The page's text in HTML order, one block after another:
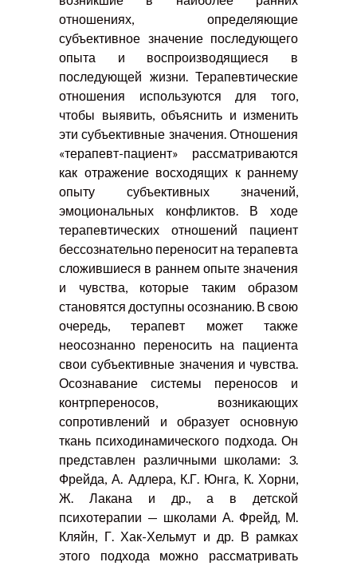
отношениях, определяющие
субъективное значение последующего
опыта и воспроизводящиеся в
последующей жизни. Терапевтические
отношения используются для того,
чтобы выявить, объяснить и изменить
эти субъективные значения. Отношения
«терапевт-пациент» рассматриваются
как отражение восходящих к раннему
опыту субъективных значений,
эмоциональных конфликтов. В ходе
терапевтических отношений пациент
бессознательно переносит на терапевта
сложившиеся в раннем опыте значения
и чувства, которые таким образом
становятся доступны осознанию. В свою
очередь, терапевт может также
неосознанно переносить на пациента
свои субъективные значения и чувства.
Осознавание системы переносов и
контрпереносов, возникающих
сопротивлений и образует основную
ткань психодинамического подхода. Он
представлен различными школами: 3.
Фрейда, А. Адлера, К.Г. Юнга, К. Хорни,
Ж. Лакана и др., а в детской
психотерапии — школами А. Фрейд, М.
Кляйн, Г. Хак-Хельмут и др. В рамках
этого подхода можно рассматривать